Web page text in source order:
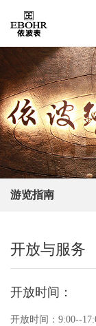
游览指南
开放与服务
开放时间：
开放时间：9:00--